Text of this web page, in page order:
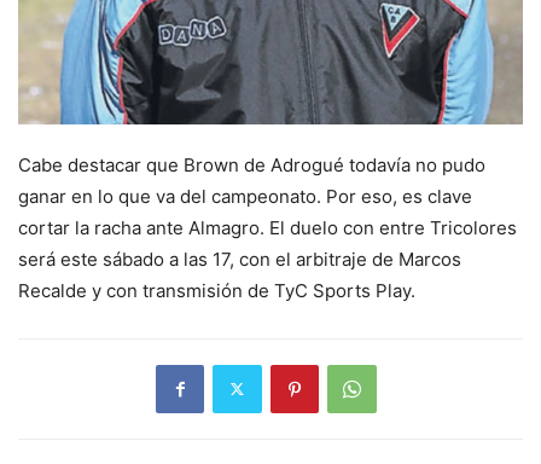
Cabe destacar que Brown de Adrogué todavía no pudo
ganar en lo que va del campeonato. Por eso, es clave
cortar la racha ante Almagro. El duelo con entre Tricolores
será este sábado a las 17, con el arbitraje de Marcos
Recalde y con transmisión de TyC Sports Play.